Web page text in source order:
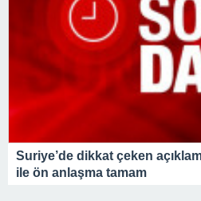
Suriye’de dikkat çeken
ile ön anlaşma tamam